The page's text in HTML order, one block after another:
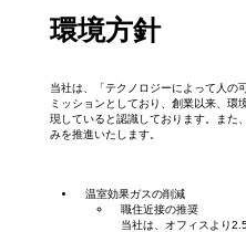
環境方針
当社は、「テクノロジーによって人の
ミッションとしており、創業以来、環
現していると認識しております。また
みを推進いたします。
温室効果ガスの削減
職住近接の推奨
当社は、オフィスより